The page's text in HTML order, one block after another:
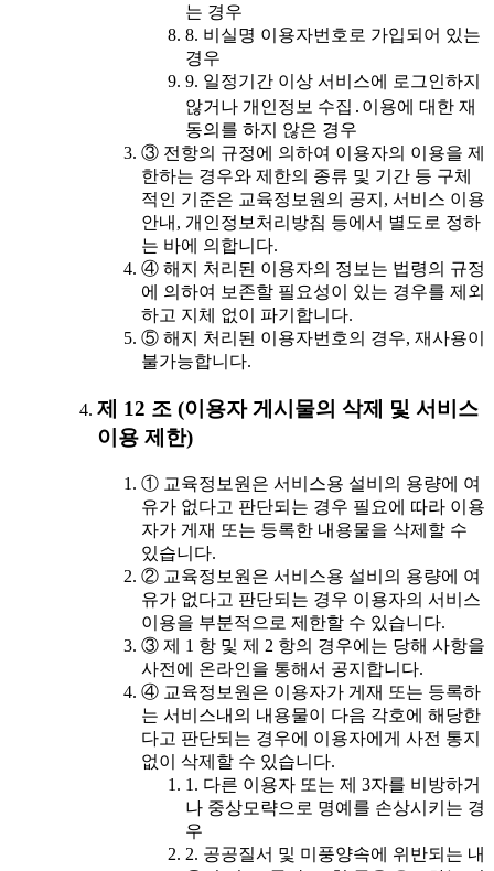
는 경우
8. 비실명 이용자번호로 가입되어 있는
경우
9. 일정기간 이상 서비스에 로그인하지
않거나 개인정보 수집․이용에 대한 재
동의를 하지 않은 경우
③ 전항의 규정에 의하여 이용자의 이용을 제
한하는 경우와 제한의 종류 및 기간 등 구체
적인 기준은 교육정보원의 공지, 서비스 이용
안내, 개인정보처리방침 등에서 별도로 정하
는 바에 의합니다.
④ 해지 처리된 이용자의 정보는 법령의 규정
에 의하여 보존할 필요성이 있는 경우를 제외
하고 지체 없이 파기합니다.
⑤ 해지 처리된 이용자번호의 경우, 재사용이
불가능합니다.
제 12 조 (이용자 게시물의 삭제 및 서비스
이용 제한)
① 교육정보원은 서비스용 설비의 용량에 여
유가 없다고 판단되는 경우 필요에 따라 이용
자가 게재 또는 등록한 내용물을 삭제할 수
있습니다.
② 교육정보원은 서비스용 설비의 용량에 여
유가 없다고 판단되는 경우 이용자의 서비스
이용을 부분적으로 제한할 수 있습니다.
③ 제 1 항 및 제 2 항의 경우에는 당해 사항을
사전에 온라인을 통해서 공지합니다.
④ 교육정보원은 이용자가 게재 또는 등록하
는 서비스내의 내용물이 다음 각호에 해당한
다고 판단되는 경우에 이용자에게 사전 통지
없이 삭제할 수 있습니다.
1. 다른 이용자 또는 제 3자를 비방하거
나 중상모략으로 명예를 손상시키는 경
우
2. 공공질서 및 미풍양속에 위반되는 내